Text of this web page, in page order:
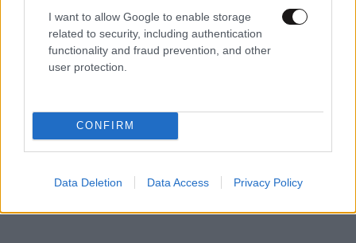
I want to allow Google to enable storage
related to security, including authentication
functionality and fraud prevention, and other
user protection.
CONFIRM
Data Deletion Data Access Privacy Policy
και τους «φειδωλούς», όμως, παραμένει πολύ ακριβή
και πολύ μακριά από τον συμβιβασμό που
επιδιώκουν.